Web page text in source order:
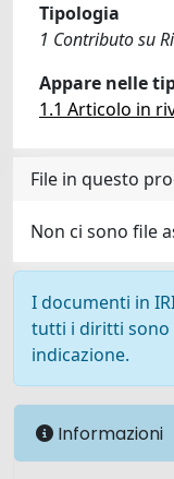
Tipologia
1 Contributo su
Appare nelle
1.1 Articolo in
File in questo
Non ci sono file
I documenti in
tutti i diritti sono
indicazione.
Informazioni